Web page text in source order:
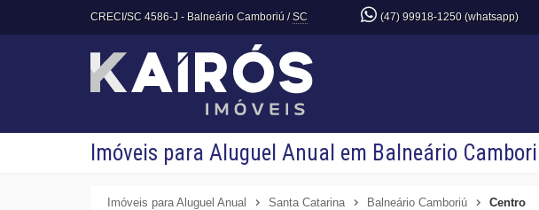
CRECI/SC 4586-J - Balneário Camboriú /SC (47) 99918-1250 (whatsapp)
Imóveis para Aluguel Anual em Balneário
Imóveis para Aluguel Anual Santa Catarina Balneário Camboriú Centro